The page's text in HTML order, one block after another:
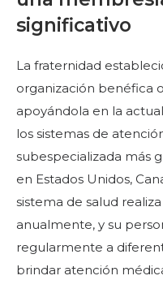
Define tu camino
Nuestra conexión
Experimenta la
Tu impacto
Capítulos
Noticias y eventos
Centro de miembros
Educación
significativo
La fraternidad
organización benéfica
apoyándola en la
los sistemas de
subespecializada más
en Estados Unidos,
sistema de salud
anualmente, y su
regularmente a
brindar atención